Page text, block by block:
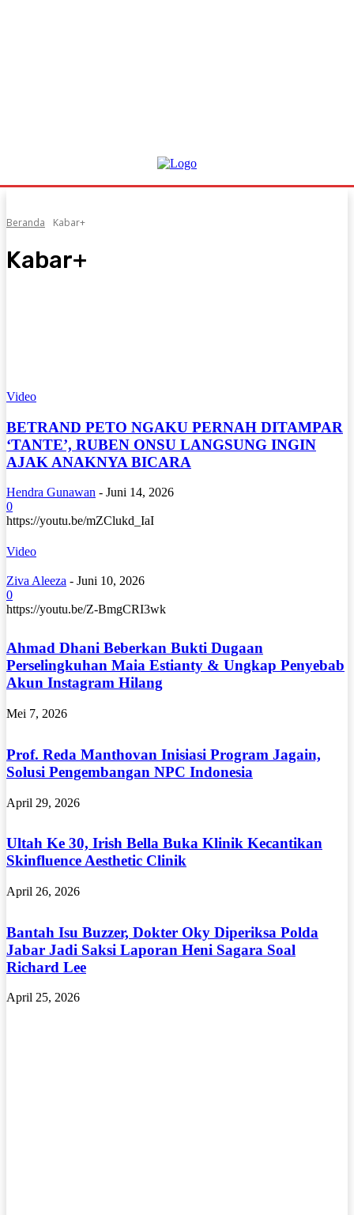
Beranda Kabar+
Kabar+
Video
BETRAND PETO NGAKU PERNAH DITAMPAR
‘TANTE’, RUBEN ONSU LANGSUNG INGIN
AJAK ANAKNYA BICARA
Hendra Gunawan - Juni 14, 2026
0
https://youtu.be/mZClukd_IaI
Video
Ziva Aleeza - Juni 10, 2026
0
https://youtu.be/Z-BmgCRI3wk
Ahmad Dhani Beberkan Bukti Dugaan
Perselingkuhan Maia Estianty & Ungkap Penyebab
Akun Instagram Hilang
Mei 7, 2026
Prof. Reda Manthovan Inisiasi Program Jagain,
Solusi Pengembangan NPC Indonesia
April 29, 2026
Ultah Ke 30, Irish Bella Buka Klinik Kecantikan
Skinfluence Aesthetic Clinik
April 26, 2026
Bantah Isu Buzzer, Dokter Oky Diperiksa Polda
Jabar Jadi Saksi Laporan Heni Sagara Soal
Richard Lee
April 25, 2026